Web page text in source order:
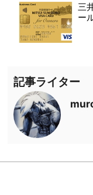
三
ー
記事ライター